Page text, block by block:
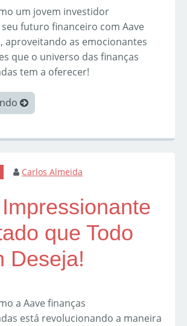
um jovem investidor
futuro financeiro com Aave
aproveitando as emocionantes
que o universo das finanças
tem a oferecer!
Carlos Almeida
que Todo
Deseja!
a Aave finanças
está revolucionando a maneira